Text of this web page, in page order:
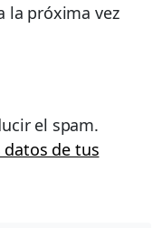
la próxima vez
el spam.
datos de tus